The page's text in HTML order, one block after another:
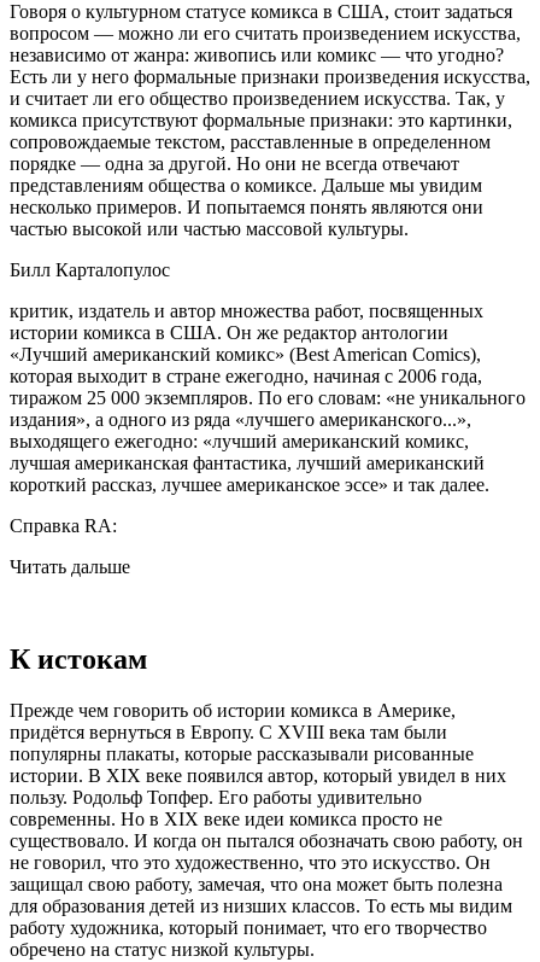
Говоря о культурном статусе комикса в США, стоит задаться
вопросом — можно ли его считать произведением искусства,
независимо от жанра: живопись или комикс — что угодно?
Есть ли у него формальные признаки произведения искусства,
и считает ли его общество произведением искусства. Так, у
комикса присутствуют формальные признаки: это картинки,
сопровождаемые текстом, расставленные в определенном
порядке — одна за другой. Но они не всегда отвечают
представлениям общества о комиксе. Дальше мы увидим
несколько примеров. И попытаемся понять являются они
частью высокой или частью массовой культуры.
Билл Карталопулос
критик, издатель и автор множества работ, посвященных
истории комикса в США. Он же редактор антологии
«Лучший американский комикс» (Best American Comics),
которая выходит в стране ежегодно, начиная с 2006 года,
тиражом 25 000 экземпляров. По его словам: «не уникального
издания», а одного из ряда «лучшего американского...»,
выходящего ежегодно: «лучший американский комикс,
лучшая американская фантастика, лучший американский
короткий рассказ, лучшее американское эссе» и так далее.
Справка RA:
Читать дальше
К истокам
Прежде чем говорить об истории комикса в Америке,
придётся вернуться в Европу. С XVIII века там были
популярны плакаты, которые рассказывали рисованные
истории. В XIX веке появился автор, который увидел в них
пользу. Родольф Топфер. Его работы удивительно
современны. Но в XIX веке идеи комикса просто не
существовало. И когда он пытался обозначать свою работу, он
не говорил, что это художественно, что это искусство. Он
защищал свою работу, замечая, что она может быть полезна
для образования детей из низших классов. То есть мы видим
работу художника, который понимает, что его творчество
обречено на статус низкой культуры.